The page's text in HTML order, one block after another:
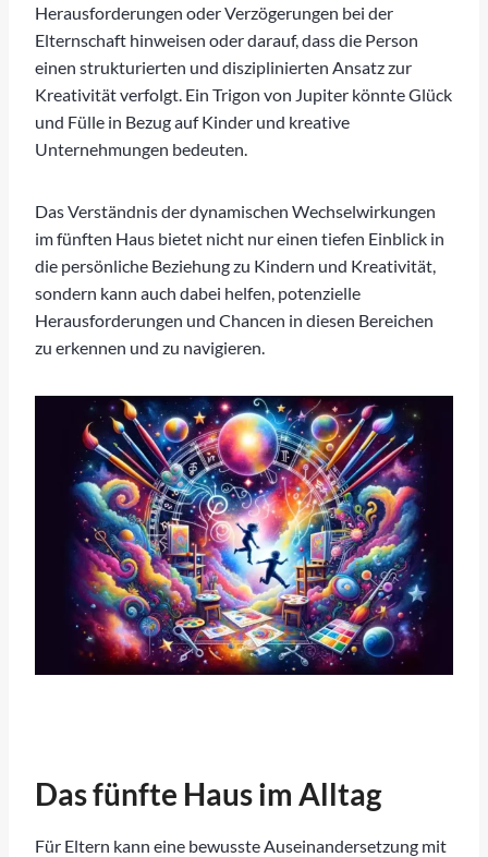
Herausforderungen oder Verzögerungen bei der
Elternschaft hinweisen oder darauf, dass die Person
einen strukturierten und disziplinierten Ansatz zur
Kreativität verfolgt. Ein Trigon von Jupiter könnte Glück
und Fülle in Bezug auf Kinder und kreative
Unternehmungen bedeuten.
Das Verständnis der dynamischen Wechselwirkungen
im fünften Haus bietet nicht nur einen tiefen Einblick in
die persönliche Beziehung zu Kindern und Kreativität,
sondern kann auch dabei helfen, potenzielle
Herausforderungen und Chancen in diesen Bereichen
zu erkennen und zu navigieren.
Das fünfte Haus im Alltag
Für Eltern kann eine bewusste Auseinandersetzung mit